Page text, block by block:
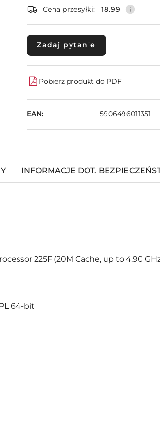
dostawa
Cena przesyłki: 18.99
Zadaj pytanie
Pobierz produkt do PDF
EAN: 5906496011351
INFORMACJE DOT.
225F (20M Cache, up to 4.90
64-bit